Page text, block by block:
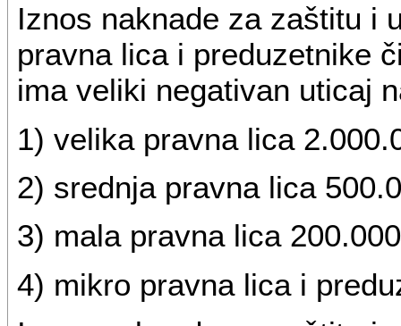
Iznos naknade za zaštitu i
pravna lica i preduzetnike
ima veliki negativan uticaj
1) velika pravna lica
2) srednja pravna lica
3) mala pravna lica
4) mikro pravna lica i